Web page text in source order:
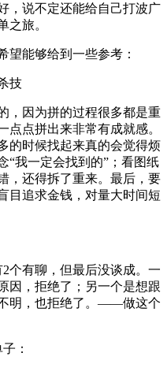
，说不定还能给自己打波广
之旅。
望能够给到一些参考：
技
，因为拼的过程很多都是重
点点拼出来非常有成就感。
的时候找起来真的会觉得烦
“我一定会找到的”；看图纸
，还得拆了重来。最后，要
目追求金钱，对量大时间短
个有聊，但最后没谈成。一
因，拒绝了；另一个是想跟
明，也拒绝了。——做这个
：